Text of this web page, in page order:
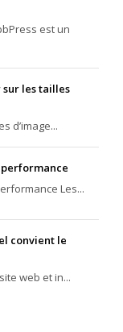
est un
sur les tailles
d’image...
Les...
convient le
web et in...